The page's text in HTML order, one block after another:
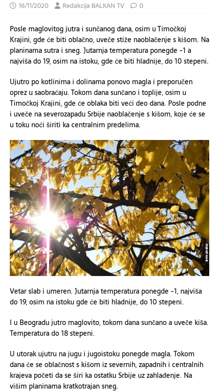
16/11/2020 Redakcija BALKAN TV 0
Posle maglovitog jutra i sunčanog dana, osim u Timočkoj
Krajini, gde će biti oblačno, uveče stiže naoblačenje s kišom. Na
planinama sutra i sneg. Jutarnja temperatura ponegde -1 a
najviša do 19, osim na istoku, gde će biti hladnije, do 10 stepeni.
Ujutro po kotlinima i dolinama ponovo magla i preporučen
oprez u saobraćaju. Tokom dana sunčano i toplije, osim u
Timočkoj Krajini, gde će oblaka biti veći deo dana. Posle podne
i uveče na severozapadu Srbije naoblačenje s kišom, koje će se
u toku noći širiti ka centralnim predelima.
Vetar slab i umeren. Jutarnja temperatura ponegde -1, najviša
do 19, osim na istoku gde će biti hladnije, do 10 stepeni.
I u Beogradu jutro maglovito, tokom dana sunčano a uveče kiša.
Temperatura do 18 stepeni.
U utorak ujutru na jugu i jugoistoku ponegde magla. Tokom
dana će se oblačnost s kišom iz severnih, zapadnih i centralnih
krajeva početi da se širi ka ostatku Srbije uz zahlađenje. Na
višim planinama kratkotrajan sneg.